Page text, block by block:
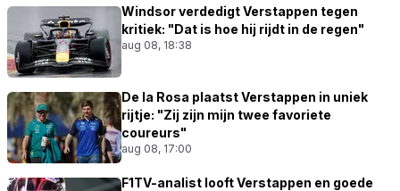
Windsor verdedigt Verstappen tegen
kritiek: "Dat is hoe hij rijdt in de regen"
aug 08, 18:38
De la Rosa plaatst Verstappen in uniek
rijtje: "Zij zijn mijn twee favoriete
coureurs"
aug 08, 17:00
F1TV-analist looft Verstappen en goede